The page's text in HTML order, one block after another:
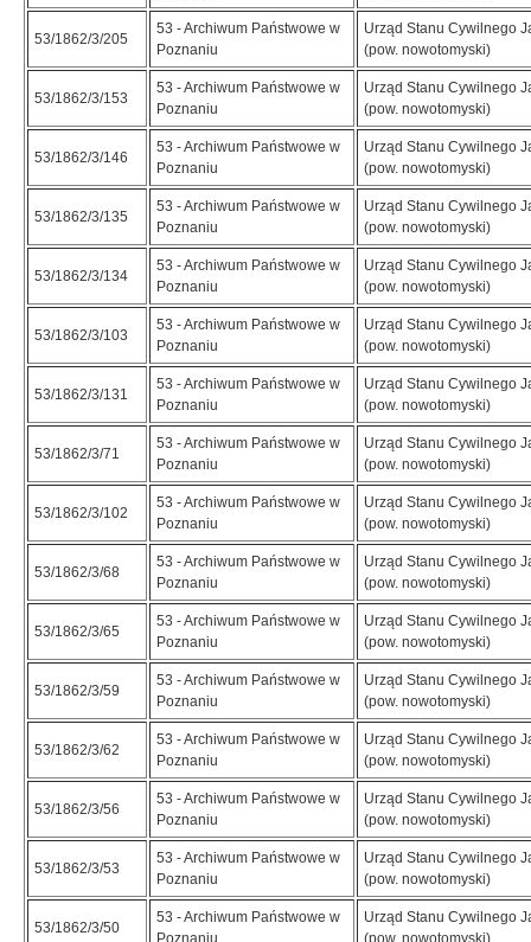
53/1862/3/205
53 - Archiwum Państwowe w
Poznaniu
Urząd Stanu Cywilnego
(pow. nowotomyski)
53/1862/3/153
53 - Archiwum Państwowe w
Poznaniu
Urząd Stanu Cywilnego
(pow. nowotomyski)
53/1862/3/146
53 - Archiwum Państwowe w
Poznaniu
Urząd Stanu Cywilnego
(pow. nowotomyski)
53/1862/3/135
53 - Archiwum Państwowe w
Poznaniu
Urząd Stanu Cywilnego
(pow. nowotomyski)
53/1862/3/134
53 - Archiwum Państwowe w
Poznaniu
Urząd Stanu Cywilnego
(pow. nowotomyski)
53/1862/3/103
53 - Archiwum Państwowe w
Poznaniu
Urząd Stanu Cywilnego
(pow. nowotomyski)
53/1862/3/131
53 - Archiwum Państwowe w
Poznaniu
Urząd Stanu Cywilnego
(pow. nowotomyski)
53/1862/3/71
53 - Archiwum Państwowe w
Poznaniu
Urząd Stanu Cywilnego
(pow. nowotomyski)
53/1862/3/102
53 - Archiwum Państwowe w
Poznaniu
Urząd Stanu Cywilnego
(pow. nowotomyski)
53/1862/3/68
53 - Archiwum Państwowe w
Poznaniu
Urząd Stanu Cywilnego
(pow. nowotomyski)
53/1862/3/65
53 - Archiwum Państwowe w
Poznaniu
Urząd Stanu Cywilnego
(pow. nowotomyski)
53/1862/3/59
53 - Archiwum Państwowe w
Poznaniu
Urząd Stanu Cywilnego
(pow. nowotomyski)
53/1862/3/62
53 - Archiwum Państwowe w
Poznaniu
Urząd Stanu Cywilnego
(pow. nowotomyski)
53/1862/3/56
53 - Archiwum Państwowe w
Poznaniu
Urząd Stanu Cywilnego
(pow. nowotomyski)
53/1862/3/53
53 - Archiwum Państwowe w
Poznaniu
Urząd Stanu Cywilnego
(pow. nowotomyski)
53/1862/3/50
53 - Archiwum Państwowe w
Poznaniu
Urząd Stanu Cywilnego
(pow. nowotomyski)